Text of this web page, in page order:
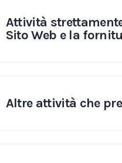
Attività
Sito Web e la
Altre attività che